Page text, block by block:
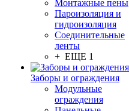
Монтажные пены
Пароизоляция и
гидроизоляция
Соединительные
ленты
+ ЕЩЕ 1
Заборы и ограждения
Модульные
ограждения